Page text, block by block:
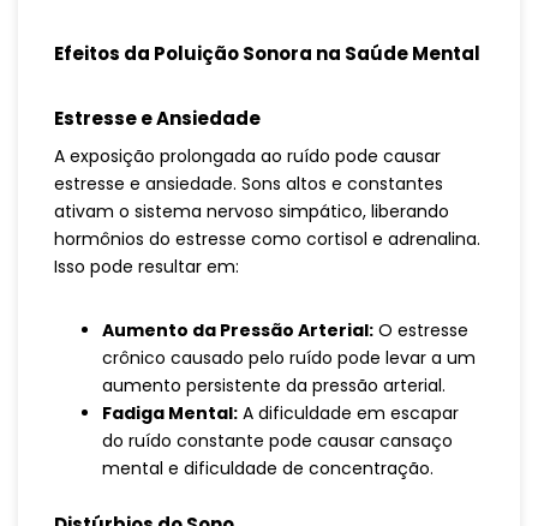
Efeitos da Poluição Sonora na Saúde Mental
Estresse e Ansiedade
A exposição prolongada ao ruído pode causar
estresse e ansiedade. Sons altos e constantes
ativam o sistema nervoso simpático, liberando
hormônios do estresse como cortisol e adrenalina.
Isso pode resultar em:
Aumento da Pressão Arterial: O estresse
crônico causado pelo ruído pode levar a um
aumento persistente da pressão arterial.
Fadiga Mental: A dificuldade em escapar
do ruído constante pode causar cansaço
mental e dificuldade de concentração.